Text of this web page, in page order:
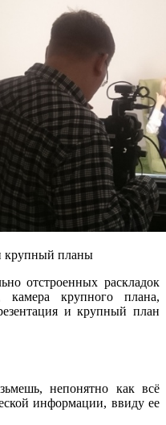
крупный планы
отстроенных раскладок
камера крупного плана,
и крупный план
непонятно как всё
информации, ввиду ее